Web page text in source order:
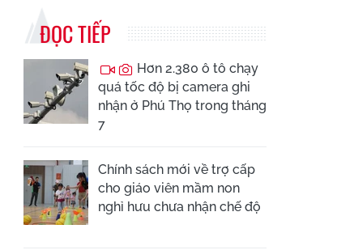
ĐỌC TIẾP
Hơn 2.380 ô tô chạy
quá tốc độ bị camera ghi
nhận ở Phú Thọ trong tháng
7
Chính sách mới về trợ cấp
cho giáo viên mầm non
nghỉ hưu chưa nhận chế độ